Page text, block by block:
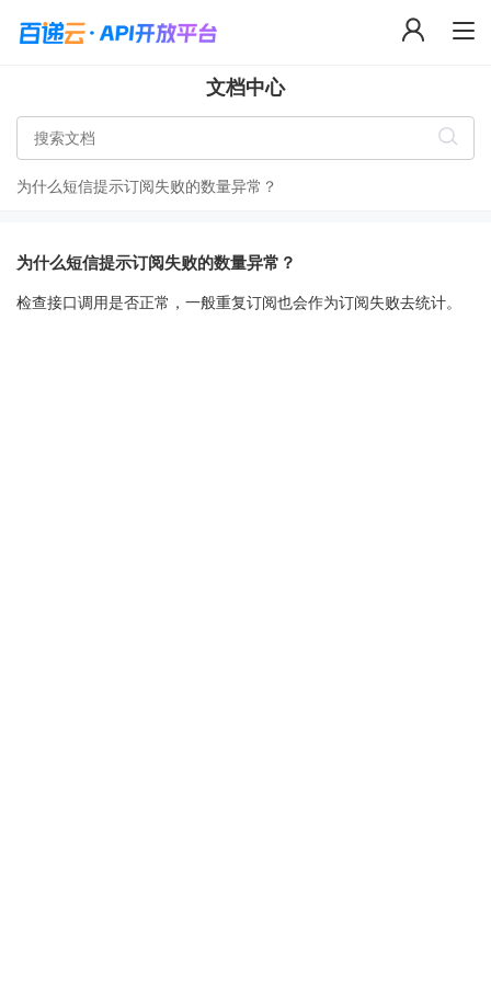
文档中心
为什么短信提示订阅失败的数量异常？
为什么短信提示订阅失败的数量异常？
检查接口调用是否正常，一般重复订阅也会作为订阅失败去统计。